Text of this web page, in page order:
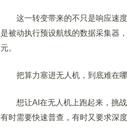
这一转变带来的不只是响应速度
是被动执行预设航线的数据采集器
元。
把算力塞进无人机，到底难在
想让AI在无人机上跑起来，挑战
有时需要快速普查，有时又要求深